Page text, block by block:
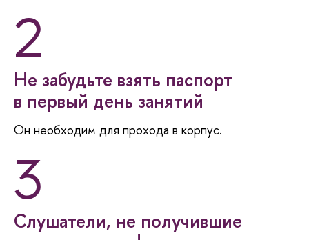
2
Не забудьте взять паспорт
первый день занятий
Он необходим для прохода в корпус.
3
Слушатели, не получившие